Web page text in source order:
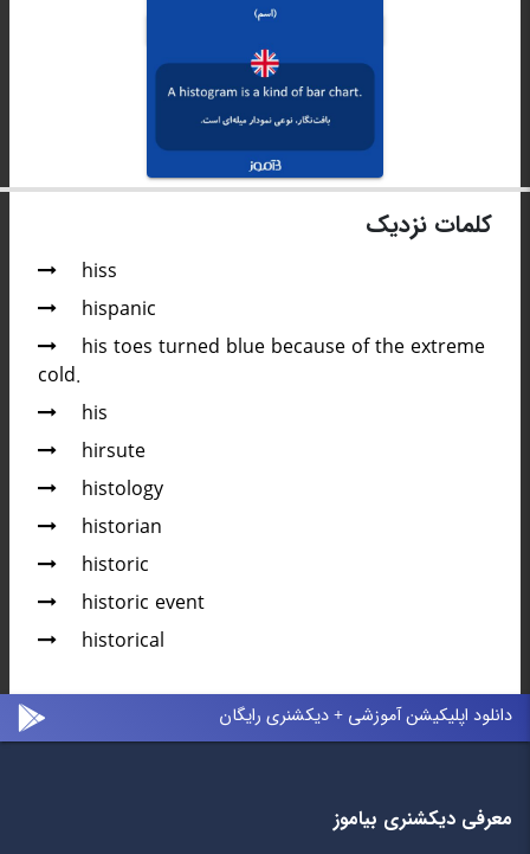
کلمات نزدیک
hiss
hispanic
his toes turned blue because of the extreme
cold.
his
hirsute
histology
historian
historic
historic event
historical
دانلود اپلیکیشن آموزشی + دیکشنری رایگان
معرفی دیکشنری بیاموز